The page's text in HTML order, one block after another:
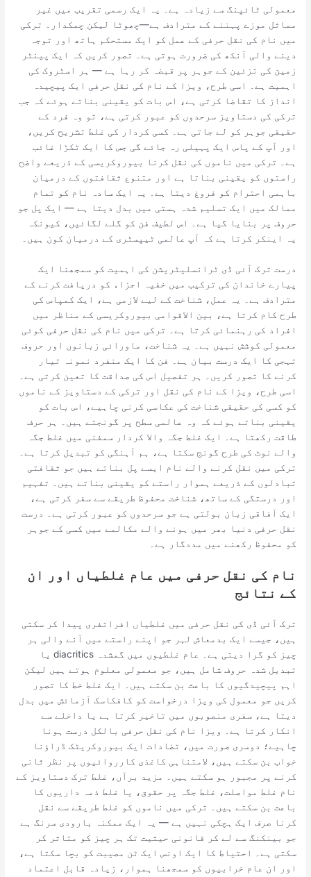
معمولی ٹائپنگ سے زیادہ ہے۔ یہ ایک رسمی تقریب میں غیر
مماثل موزے پہننے کے مترادف ہے—چھوٹا لیکن چمکدار۔ ترکی
میں نام کی نقل حرفی کے عمل کو ایک مستحکم ہاتھ اور توجہ
دینے والی آنکھ کی ضرورت ہوتی ہے۔ تصور کریں کہ ایک پینٹر
زمین کی تزئین کے جوہر پر قبضہ کر رہا ہے — ہر اسٹروک کی
اہمیت ہے۔ اسی طرح، ویزا کے نام کی نقل حرفی ایک پیچیدہ
انداز کا تقاضا کرتی ہے، اس بات کو یقینی بناتے ہوئے کہ جب
ترکی کی دستاویز سرحدوں کو عبور کرتی ہے، تو وہ فرد کے
حقیقی جوہر کو لے جاتی ہے۔ کسی کردار کی غلط تشریح کریں،
اور آپ کے پاس ایک پہیلی رہ جائے گی جس کا ایک ٹکڑا غائب
ہے۔ ترکی میں ناموں کی نقل کرنا بیوروکریسی کے ذریعے واضح
راستوں کو یقینی بناتا ہے اور متنوع ثقافتوں کے درمیان
باہمی احترام کو فروغ دیتا ہے۔ یہ ایک سادہ نام کو تمام
ممالک میں ایک تسلیم شدہ ہستی میں بدل دیتا ہے — ایک پل جو
حروف پر بنایا گیا ہے۔ اس لطیف فن کو گلے لگائیں، کیونکہ
یہ اینکر کرتا ہے کہ آپ عالمی ٹیپسٹری کے درمیان کون ہیں۔
درست ترک آئی ڈی ٹرانسلیٹریشن کی اہمیت کو سمجھنا ایک
پیارے خاندان کی ترکیب میں خفیہ اجزاء کو دریافت کرنے کے
مترادف ہے۔ یہ عمل، شناخت کے لیے لازمی ہے، ایک کمپاس کی
طرح کام کرتا ہے، بین الاقوامی بیوروکریسی کے مناظر میں
افراد کی رہنمائی کرتا ہے۔ ترکی میں نام کی نقل حرفی کوئی
معمولی کوشش نہیں ہے۔ یہ شناخت، ماورائی زبانوں اور حروف
تہجی کا ایک درست بیان ہے۔ فن کا ایک منفرد نمونہ تیار
کرنے کا تصور کریں۔ ہر تفصیل اس کی صداقت کا تعین کرتی ہے۔
اسی طرح، ویزا کے نام کی نقل اور ترکی کے دستاویز کے ناموں
کو کسی کی حقیقی شناخت کی عکاسی کرنی چاہیے، اس بات کو
یقینی بناتے ہوئے کہ وہ عالمی سطح پر گونجتے ہیں۔ ہر حرف
طاقت رکھتا ہے۔ ایک غلط جگہ والا کردار سمفنی میں غلط جگہ
والے نوٹ کی طرح گونج سکتا ہے، ہم آہنگی کو تبدیل کرتا ہے۔
ترکی میں نقل کرنے والے نام ایسے پل بناتے ہیں جو ثقافتی
تبادلوں کے ذریعے ہموار راستے کو یقینی بناتے ہیں۔ تفہیم
اور درستگی کے ساتھ، شناخت محفوظ طریقے سے سفر کرتی ہے،
ایک آفاقی زبان بولتی ہے جو سرحدوں کو عبور کرتی ہے۔ درست
نقل حرفی دنیا بھر میں ہونے والے مکالمے میں کسی کے جوہر
کو محفوظ رکھنے میں مددگار ہے۔
نام کی نقل حرفی میں عام غلطیاں اور ان
کے نتائج
ترک آئی ڈی کی نقل حرفی میں غلطیاں افراتفری پیدا کر سکتی
ہیں، جیسے ایک بدمعاش لہر جو اپنے راستے میں آنے والی ہر
چیز کو گرا دیتی ہے۔ عام غلطیوں میں گمشدہ diacritics یا
تبدیل شدہ حروف شامل ہیں، جو معمولی معلوم ہوتے ہیں لیکن
اہم پیچیدگیوں کا باعث بن سکتے ہیں۔ ایک غلط خط کا تصور
کریں جو معمول کی ویزا درخواست کو کافکاسک آزمائش میں بدل
دیتا ہے، سفری منصوبوں میں تاخیر کرتا ہے یا داخلے سے
انکار کرتا ہے۔ ویزا نام کی نقل حرفی بالکل درست ہونا
چاہیے؛ دوسری صورت میں، تضادات ایک بیوروکریٹک ڈراؤنا
خواب بن سکتے ہیں، لامتناہی کاغذی کارروائیوں پر نظر ثانی
کرنے پر مجبور ہو سکتے ہیں۔ مزید برآں، غلط ترک دستاویز کے
نام غلط مواصلت، غلط جگہ پر حقوق، یا غلط ذمہ داریوں کا
باعث بن سکتے ہیں۔ ترکی میں ناموں کو غلط طریقے سے نقل
کرنا صرف ایک ہچکی نہیں ہے — یہ ایک ممکنہ بارودی سرنگ ہے
جو بینکنگ سے لے کر قانونی حیثیت تک ہر چیز کو متاثر کر
سکتی ہے۔ احتیاط کا ایک اونس ایک ٹن مصیبت کو بچا سکتا ہے،
اور ان عام خرابیوں کو سمجھنا ہموار، زیادہ قابل اعتماد